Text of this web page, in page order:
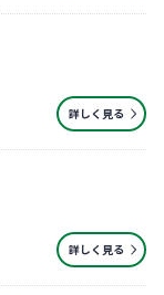
詳しく見る
詳しく見る